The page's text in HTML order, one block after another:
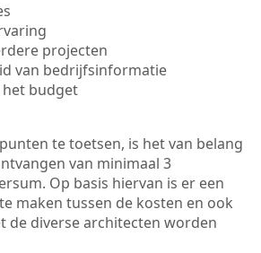
projecten
van bedrijfsinformatie
budget
te toetsen, is het van belang
van minimaal 3
Op basis hiervan is er een
maken tussen de kosten en ook
de diverse architecten worden